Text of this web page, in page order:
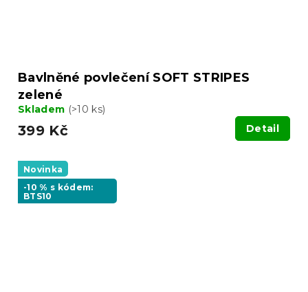
Bavlněné povlečení SOFT STRIPES
zelené
Skladem (>10 ks)
399 Kč Detail
Novinka
-10 % s kódem:
BTS10